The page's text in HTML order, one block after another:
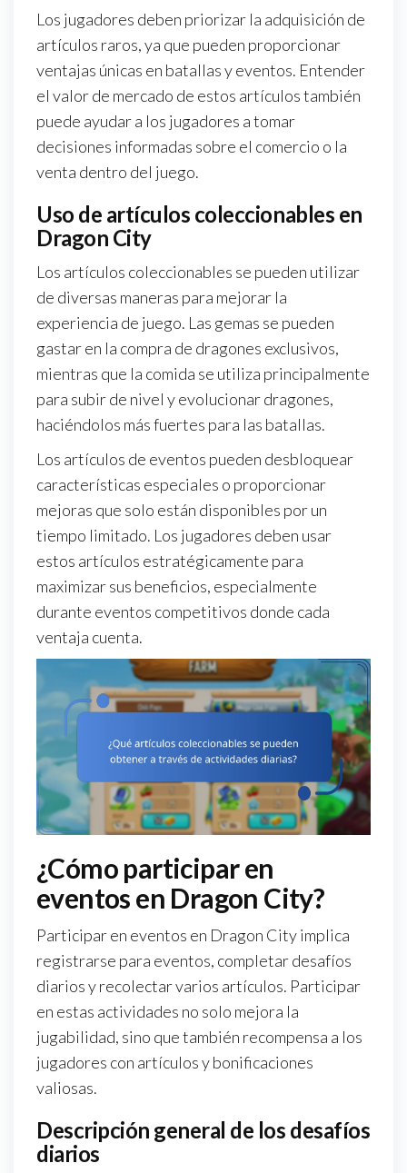
Los jugadores deben priorizar la adquisición de
artículos raros, ya que pueden proporcionar
ventajas únicas en batallas y eventos. Entender
el valor de mercado de estos artículos también
puede ayudar a los jugadores a tomar
decisiones informadas sobre el comercio o la
venta dentro del juego.
Uso de artículos coleccionables en
Dragon City
Los artículos coleccionables se pueden utilizar
de diversas maneras para mejorar la
experiencia de juego. Las gemas se pueden
gastar en la compra de dragones exclusivos,
mientras que la comida se utiliza principalmente
para subir de nivel y evolucionar dragones,
haciéndolos más fuertes para las batallas.
Los artículos de eventos pueden desbloquear
características especiales o proporcionar
mejoras que solo están disponibles por un
tiempo limitado. Los jugadores deben usar
estos artículos estratégicamente para
maximizar sus beneficios, especialmente
durante eventos competitivos donde cada
ventaja cuenta.
¿Cómo participar en
eventos en Dragon City?
Participar en eventos en Dragon City implica
registrarse para eventos, completar desafíos
diarios y recolectar varios artículos. Participar
en estas actividades no solo mejora la
jugabilidad, sino que también recompensa a los
jugadores con artículos y bonificaciones
valiosas.
Descripción general de los desafíos
diarios